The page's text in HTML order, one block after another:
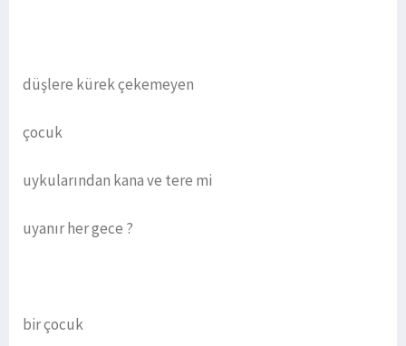
düşlere kürek çekemeyen
çocuk
uykularından kana ve tere mi
uyanır her gece ?
bir çocuk